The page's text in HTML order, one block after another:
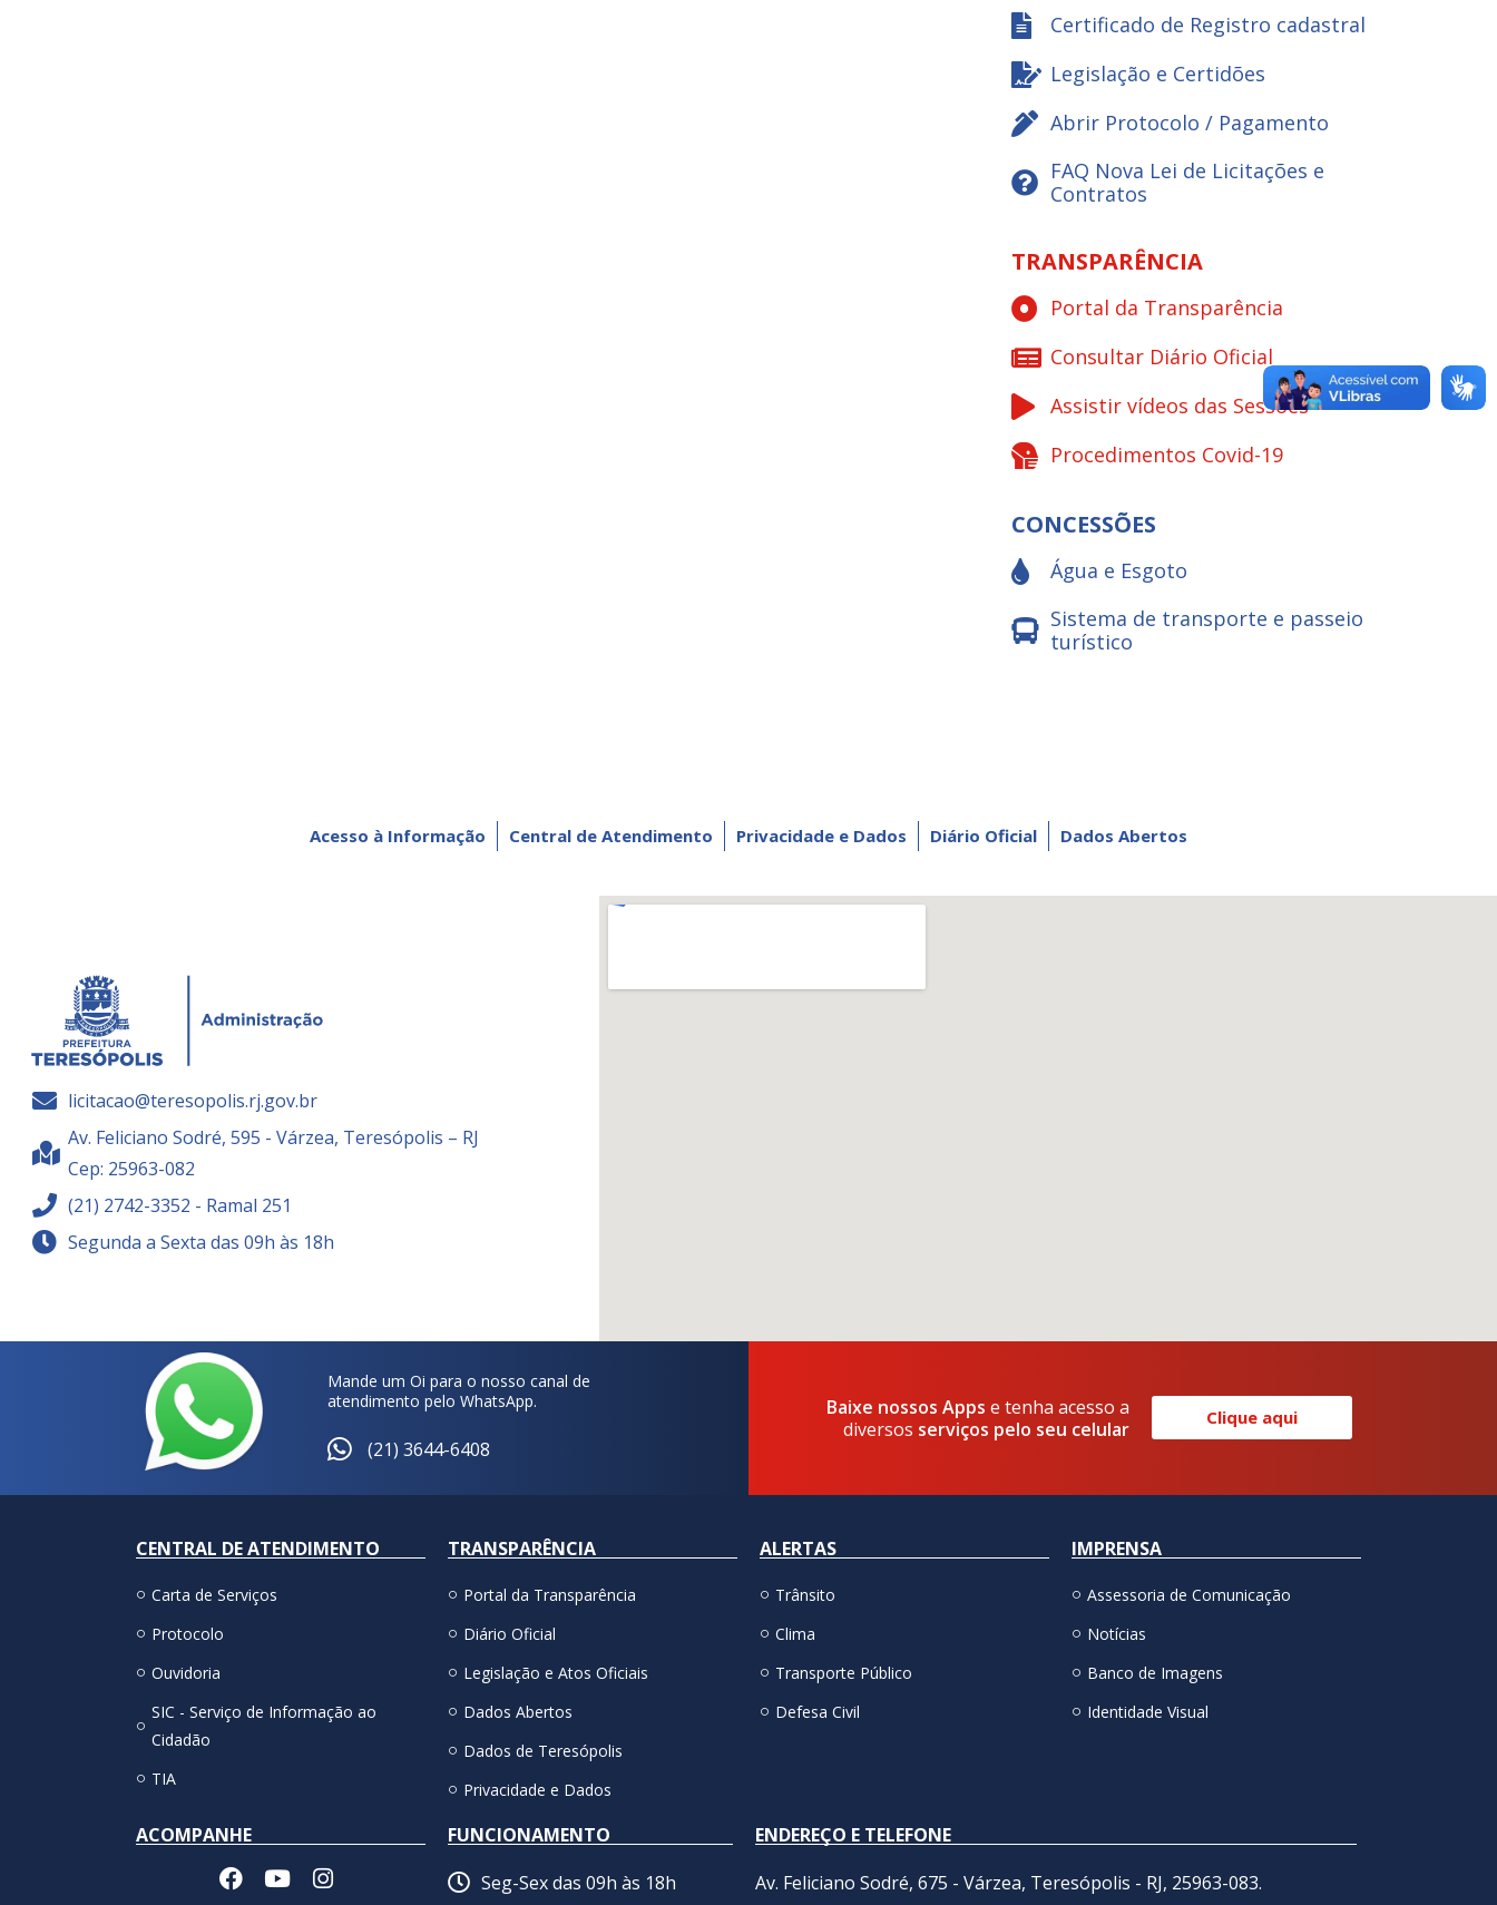
Certificado de Registro cadastral
Legislação e Certidões
Abrir Protocolo / Pagamento
FAQ Nova Lei de Licitações e
Contratos
TRANSPARÊNCIA
Portal da Transparência
Consultar Diário Oficial
Assistir vídeos das Sessões
Procedimentos Covid-19
CONCESSÕES
Água e Esgoto
Sistema de transporte e passeio
turístico
Acesso à Informação Central de Atendimento Privacidade e Dados Diário Oficial Dados Abertos
licitacao@teresopolis.rj.gov.br
Av. Feliciano Sodré, 595 - Várzea, Teresópolis – RJ
Cep: 25963-082
(21) 2742-3352 - Ramal 251
Segunda a Sexta das 09h às 18h
Mande um Oi para o nosso canal de
atendimento pelo WhatsApp.
(21) 3644-6408
Baixe nossos Appse tenha acesso a
diversos serviços pelo seu celular Clique aqui
CENTRAL DE ATENDIMENTO
Carta de Serviços
Protocolo
Ouvidoria
SIC - Serviço de Informação ao
Cidadão
TIA
TRANSPARÊNCIA
Portal da Transparência
Diário Oficial
Legislação e Atos Oficiais
Dados Abertos
Dados de Teresópolis
Privacidade e Dados
ALERTAS
Trânsito
Clima
Transporte Público
Defesa Civil
IMPRENSA
Assessoria de Comunicação
Notícias
Banco de Imagens
Identidade Visual
ACOMPANHE
FUNCIONAMENTO
Seg-Sex das 09h às 18h
ENDEREÇO E TELEFONE
Av. Feliciano Sodré, 675 - Várzea, Teresópolis - RJ, 25963-083.